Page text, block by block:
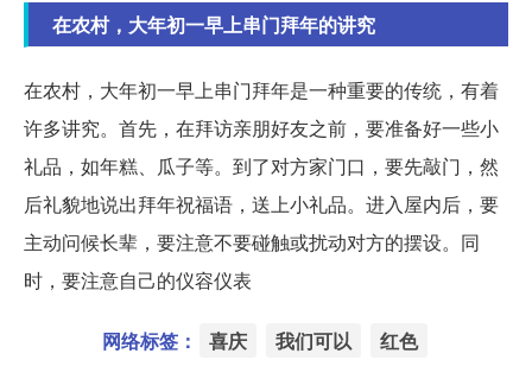
在农村，大年初一早上串门拜年的讲究
在农村，大年初一早上串门拜年是一种重要的传统，有着
许多讲究。首先，在拜访亲朋好友之前，要准备好一些小
礼品，如年糕、瓜子等。到了对方家门口，要先敲门，然
后礼貌地说出拜年祝福语，送上小礼品。进入屋内后，要
主动问候长辈，要注意不要碰触或扰动对方的摆设。同
时，要注意自己的仪容仪表
网络标签： 喜庆 我们可以 红色